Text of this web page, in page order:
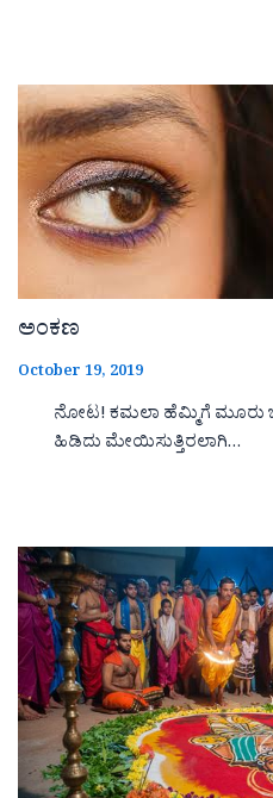
ಅಂಕಣ
October 19, 2019
ನೋಟ! ಕಮಲಾ ಹೆಮ್ಮಿಗೆ ಮೂರು
ಹಿಡಿದು ಮೇಯಿಸುತ್ತಿರಲಾಗಿ…